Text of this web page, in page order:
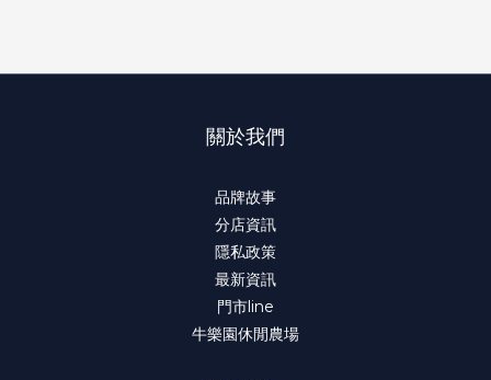
關於我們
品牌故事
分店資訊
隱私政策
最新資訊
門市line
牛樂園休閒農場